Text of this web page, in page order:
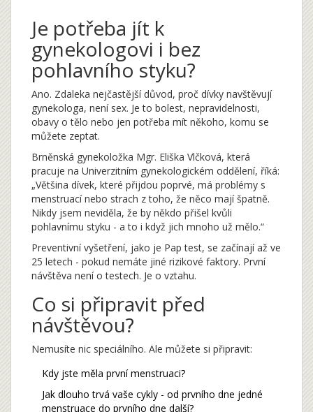
Je potřeba jít k
gynekologovi i bez
pohlavního styku?
Ano. Zdaleka nejčastější důvod, proč dívky navštěvují
gynekologa, není sex. Je to bolest, nepravidelnosti,
obavy o tělo nebo jen potřeba mít někoho, komu se
můžete zeptat.
Brněnská gynekoložka Mgr. Eliška Vlčková, která
pracuje na Univerzitním gynekologickém oddělení, říká:
„Většina dívek, které přijdou poprvé, má problémy s
menstruací nebo strach z toho, že něco mají špatně.
Nikdy jsem neviděla, že by někdo přišel kvůli
pohlavnímu styku - a to i když jich mnoho už mělo.“
Preventivní vyšetření, jako je Pap test, se začínají až ve
25 letech - pokud nemáte jiné rizikové faktory. První
návštěva není o testech. Je o vztahu.
Co si připravit před
návštěvou?
Nemusíte nic speciálního. Ale můžete si připravit:
Kdy jste měla první menstruaci?
Jak dlouho trvá vaše cykly - od prvního dne jedné
menstruace do prvního dne další?